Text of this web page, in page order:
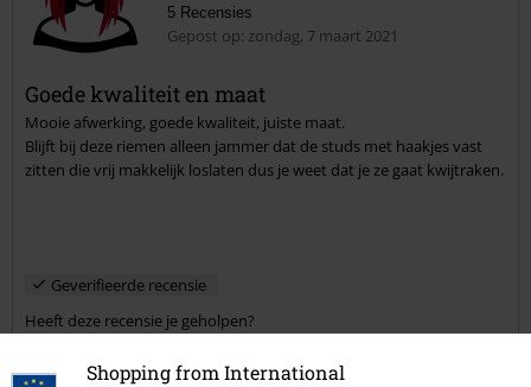
Shopping from International
5 Recensies
Gepost op: zondag, 7 maart 2021
Goede kwaliteit en maat
Mooie afwerking, goede kwaliteit, juiste maat.
Blijft bij deze riemen alleen jammer dat de studs met haakjes vast
zitten die vrij makkelijk loslaten dus je weet dat je ze gaat kwijtraken.
Geverifieerde recensie
Heeft deze recensie je geholpen?